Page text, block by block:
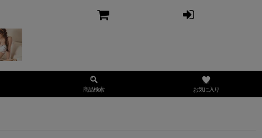
商品検索 お気に入り